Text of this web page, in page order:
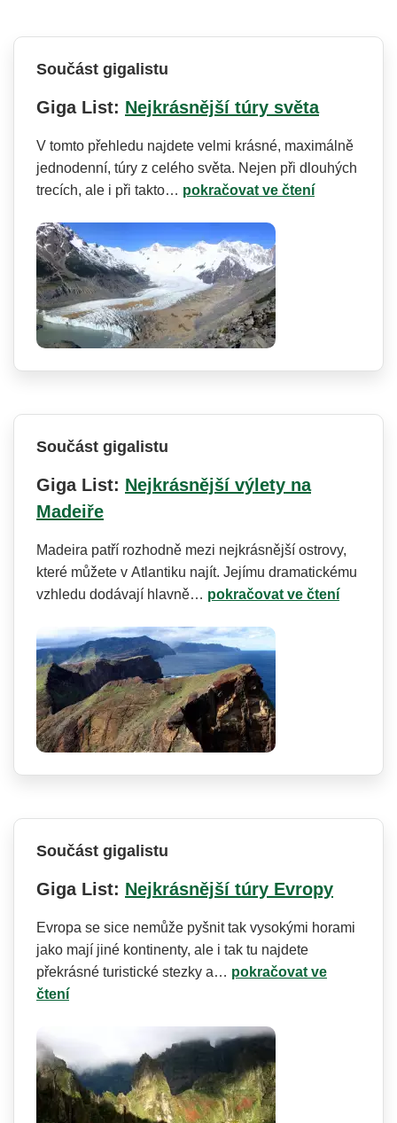
Součást gigalistu
Giga List: Nejkrásnější túry světa
V tomto přehledu najdete velmi krásné, maximálně
jednodenní, túry z celého světa. Nejen při dlouhých
trecích, ale i při takto… pokračovat ve čtení
Součást gigalistu
Giga List: Nejkrásnější výlety na
Madeiře
Madeira patří rozhodně mezi nejkrásnější ostrovy,
které můžete v Atlantiku najít. Jejímu dramatickému
vzhledu dodávají hlavně… pokračovat ve čtení
Součást gigalistu
Giga List: Nejkrásnější túry Evropy
Evropa se sice nemůže pyšnit tak vysokými horami
jako mají jiné kontinenty, ale i tak tu najdete
překrásné turistické stezky a… pokračovat ve
čtení